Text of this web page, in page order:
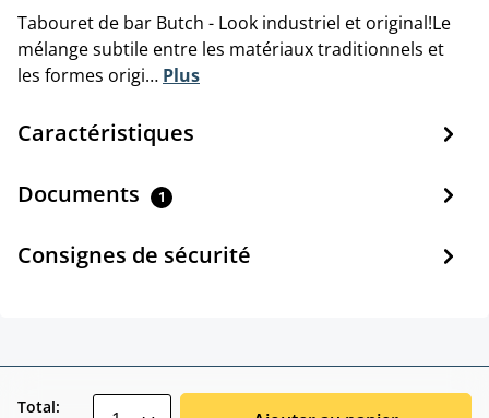
Tabouret de bar Butch - Look industriel et original!Le
mélange subtile entre les matériaux traditionnels et
les formes origi… Plus
Caractéristiques
Documents 1
Consignes de sécurité
Total: